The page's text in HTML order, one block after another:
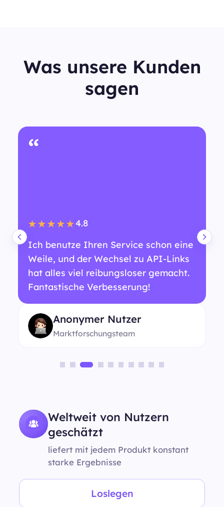
Was unsere Kunden
sagen
“
★★★★★4.8
Ich benutze Ihren Service schon eine
Weile, und der Wechsel zu API-Links
hat alles viel reibungsloser gemacht.
Fantastische Verbesserung!
Anonymer Nutzer
Marktforschungsteam
Weltweit von Nutzern
geschätzt
liefert mit jedem Produkt konstant
starke Ergebnisse
Loslegen